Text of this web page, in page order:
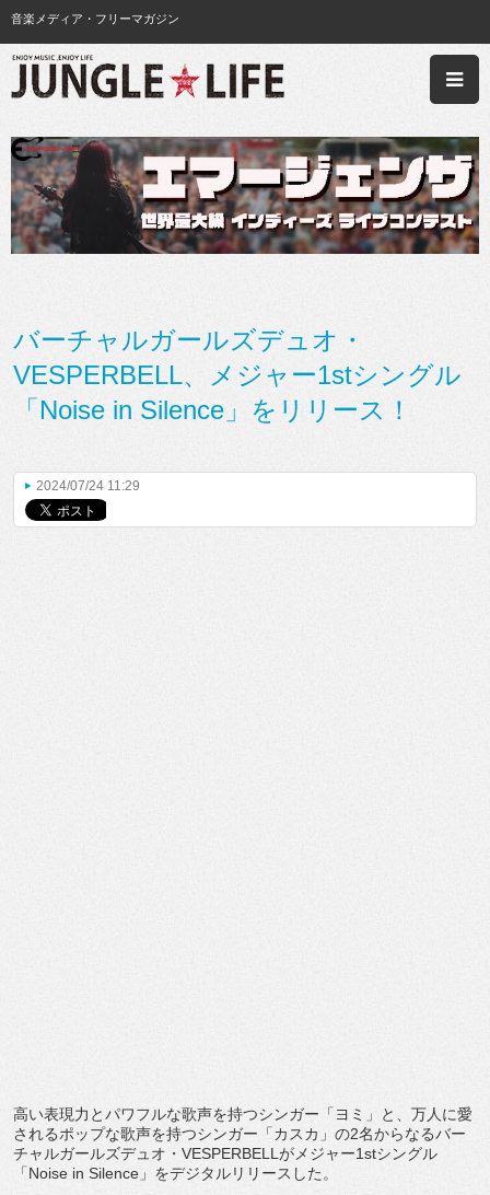
音楽メディア・フリーマガジン
バーチャルガールズデュオ・
VESPERBELL、メジャー1stシングル
「Noise in Silence」をリリース！
2024/07/24 11:29
高い表現力とパワフルな歌声を持つシンガー「ヨミ」と、 万人に愛
されるポップな歌声を持つシンガー「カスカ」 の2名からなるバー
チャルガールズデュオ・ VESPERBELLがメジャー1stシングル
「Noise in Silence」をデジタルリリースした。